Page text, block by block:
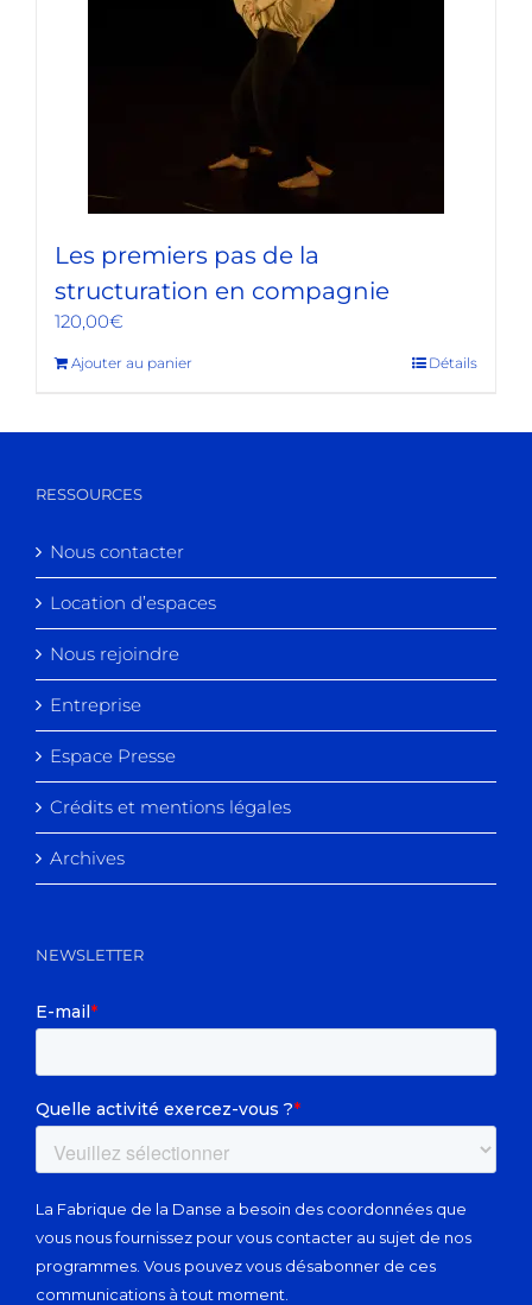
Les premiers pas de la
structuration en compagnie
120,00€
Ajouter au panier Détails
RESSOURCES
Nous contacter
Location d’espaces
Nous rejoindre
Entreprise
Espace Presse
Crédits et mentions légales
Archives
NEWSLETTER